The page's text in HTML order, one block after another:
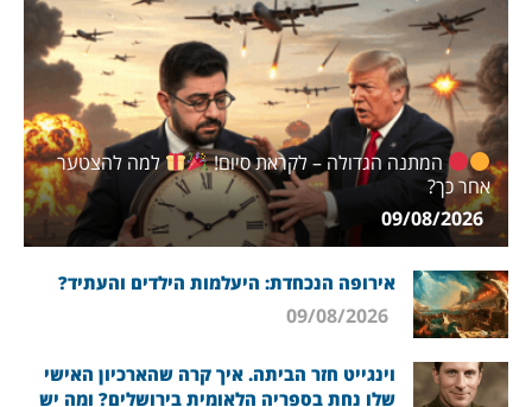
המתנה הגדולה – לקראת סיום!
למה להצטער
אחר כך?
אירופה הנכחדת: היעלמות הילדים והעתיד?
וינגייט חזר הביתה. איך קרה שהארכיון האישי
שלו נחת בספריה הלאומית בירושלים? ומה יש